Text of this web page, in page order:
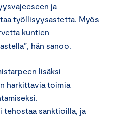
ja
työllisyysastetta. Myös
kuntien
hän sanoo.
lisäksi
harkittavia toimia
tehostaa sanktioilla, ja